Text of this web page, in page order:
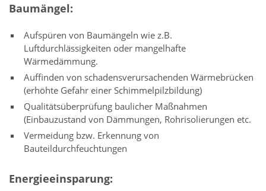
Baumängel:
Aufspüren von Baumängeln wie z.B.
Luftdurchlässigkeiten oder mangelhafte
Wärmedämmung.
Auffinden von schadensverursachenden Wärmebrücken
(erhöhte Gefahr einer Schimmelpilzbildung)
Qualitätsüberprüfung baulicher Maßnahmen
(Einbauzustand von Dämmungen, Rohrisolierungen etc.
Vermeidung bzw. Erkennung von
Bauteildurchfeuchtungen
Energieeinsparung: